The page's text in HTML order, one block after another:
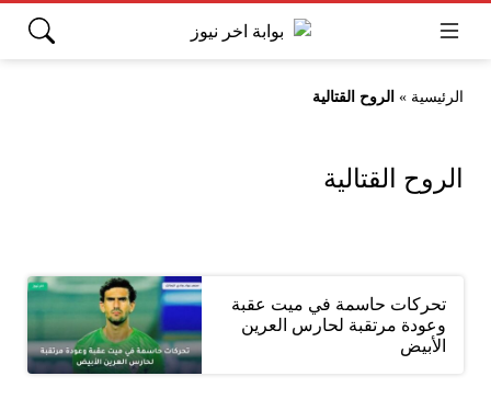
الرئيسية » الروح القتالية
الروح القتالية
تحركات حاسمة في ميت عقبة
وعودة مرتقبة لحارس العرين
الأبيض